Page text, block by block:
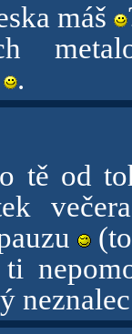
máš
.
tě od
(to
ti